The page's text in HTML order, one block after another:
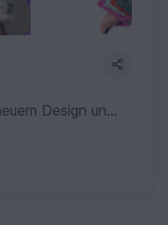
Stulpen und Handschuhe mit neuem Design und spannenden Muster